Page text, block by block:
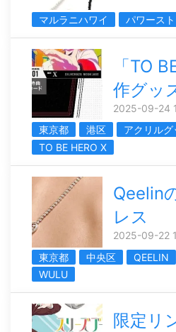
マルラニハワイ パワース
「TO
作グッ
2025-09-24
東京都
港区 アクリルグ
TO BE HERO X
Qeelin
レス
2025-09-22
東京都
中央区 QEELIN
WULU
限定リ